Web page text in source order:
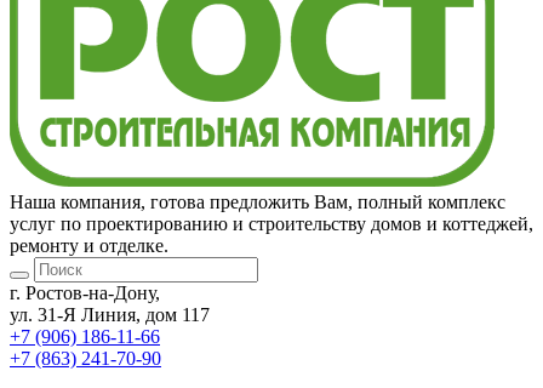
Наша компания, готова предложить Вам, полный комплекс
услуг по проектированию и строительству домов и коттеджей,
ремонту и отделке.
г. Ростов-на-Дону,
ул. 31-Я Линия, дом 117
+7 (906) 186-11-66
+7 (863) 241-70-90